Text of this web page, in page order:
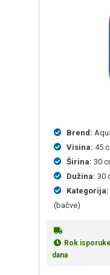
Brend:
Visina: 45
Širina: 30
Dužina: 30
Kategorija:
(bačve)
Rok
dana